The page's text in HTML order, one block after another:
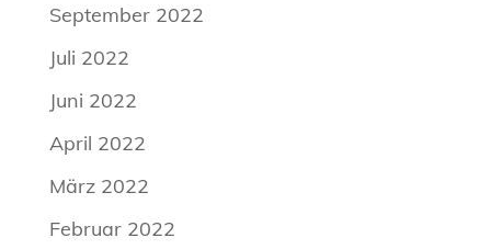
September 2022
Juli 2022
Juni 2022
April 2022
März 2022
Februar 2022